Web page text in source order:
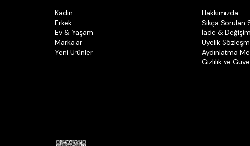
Kadın
Erkek
Ev & Yaşam
Markalar
Yeni Ürünler
Hakkımızda
Sıkça Sorulan
İade &
Üyelik
Aydınlatma
Gizlilik ve